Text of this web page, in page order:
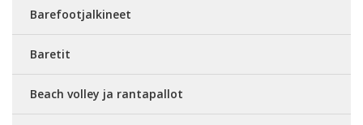
Barefootjalkineet
Baretit
Beach volley ja rantapallot